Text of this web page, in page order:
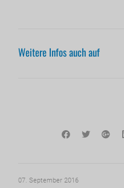
Weitere Infos auch auf
07. September 2016